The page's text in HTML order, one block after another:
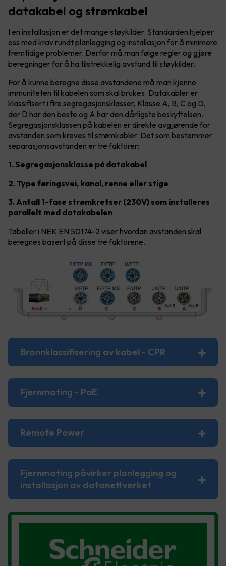
datakabel og strømkabel
I en installasjon er det mange støykilder. Standarden hjelper
oss med krav rundt planlegging og installasjon for å minimere
fremtidige problemer. Derfor må man følge regler og gjøre
beregninger for å ha tilstrekkelig avstand til støykilder.
For å kunne beregne disse avstandene må man kjenne
immuniteten til kabelen som skal brukes. Datakabler er
klassifisert i fire segregasjonsklasser, Klasse A, B, C og D,
der D har den beste og A har den dårligste beskyttelsen.
Segregasjonsklassen på kabelen er direkte avgjørende for
avstanden som kreves til strømkabler. Det som bestemmer
separasjonsavstanden er tre faktorer:
1. Segregasjonsklasse på datakabel
2. Type føringsvei, kanal, renne eller stige
3. Antall 1-fase strømkretser (230V) som installeres
parallelt med datakabelen
Tabeller i NEK EN 50174-2 viser hvordan avstanden skal
beregnes basert på disse tre faktorene.
Brannklassifisering av kabel - CPR
Fjernmating - PoE
Remote Power
Fjernmating påvirker planlegging og
installasjon av datanettverket